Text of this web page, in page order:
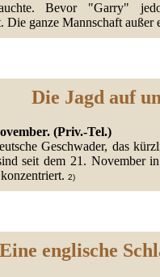
Bevor "Garry"
Die ganze Mannschaft außer
Die Jagd auf
(Priv.-Tel.)
Geschwader, das
seit dem 21. November
2)
Eine englische